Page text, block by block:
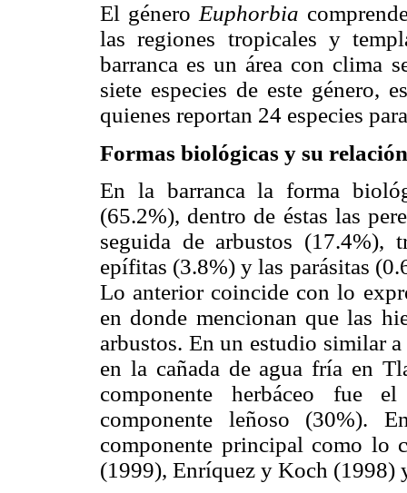
El géneroEuphorbia
las regiones tropicales y
barranca es un área con clima
siete especies de este género,
quienes reportan 24 especies
Formas biológicas y su
En la barranca la forma
(65.2%), dentro de éstas las
seguida de arbustos (17.4%),
epífitas (3.8%) y las parásitas
Lo anterior coincide con lo
en donde mencionan que las
arbustos. En un estudio similar
en la cañada de agua fría en
componente herbáceo fue
componente leñoso (30%).
componente principal como lo
(1999), Enríquez y Koch (1998)